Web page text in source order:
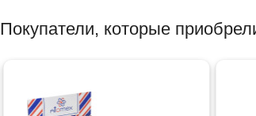
Покупатели, которые